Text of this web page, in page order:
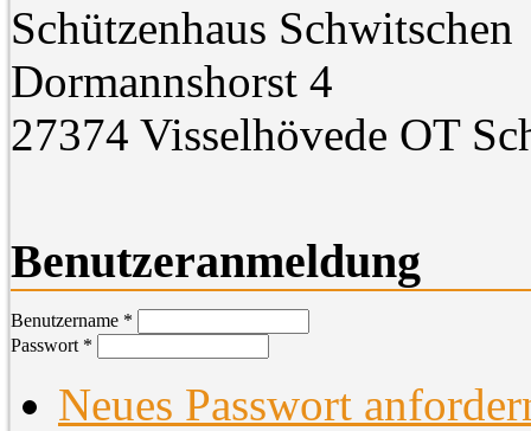
Schützenhaus Schwitschen
Dormannshorst 4
27374 Visselhövede OT
Benutzeranmeldung
Benutzername *
Passwort *
Neues Passwort